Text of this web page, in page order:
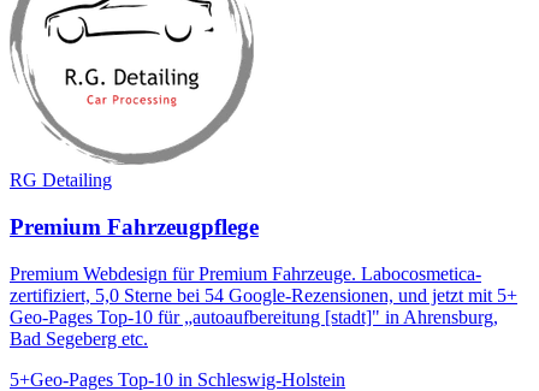
RG Detailing
Premium Fahrzeugpflege
Premium Webdesign für Premium Fahrzeuge. Labocosmetica-
zertifiziert, 5,0 Sterne bei 54 Google-Rezensionen, und jetzt mit 5+
Geo-Pages Top-10 für „autoaufbereitung [stadt]" in Ahrensburg,
Bad Segeberg etc.
5+Geo-Pages Top-10 in Schleswig-Holstein